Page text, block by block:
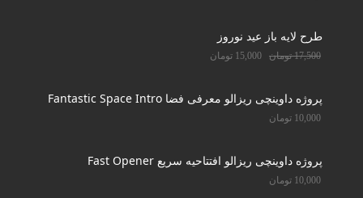
طرح لایه باز عید نوروز
17,500 تومان 15,000 تومان
پروژه داوینچی ریزالو معرفی فضا Fantastic Space Intro
10,000 تومان
پروژه داوینچی ریزالو افتتاحیه سریع Fast Opener
10,000 تومان